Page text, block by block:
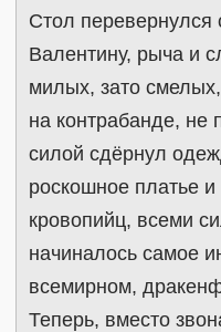
Стол перевернулся
Валентину, рыча и
милых, зато
на контрабанде, не
силой сдёрнул
роскошное платье
кровопийц, всеми
начиналось самое
всемирном,
Теперь, вместо